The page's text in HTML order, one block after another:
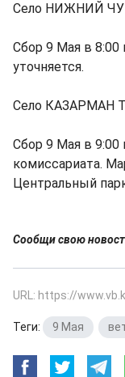
Село НИЖНИЙ
Сбор 9 Мая в
уточняется.
Село КАЗАРМАН
Сбор 9 Мая в 9:00
комиссариата.
Центральный
Сообщи свою
URL: https://
Теги: 9 Мая